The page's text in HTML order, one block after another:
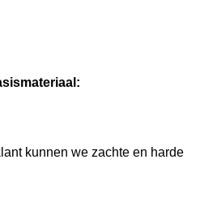
kunnen we zachte en harde